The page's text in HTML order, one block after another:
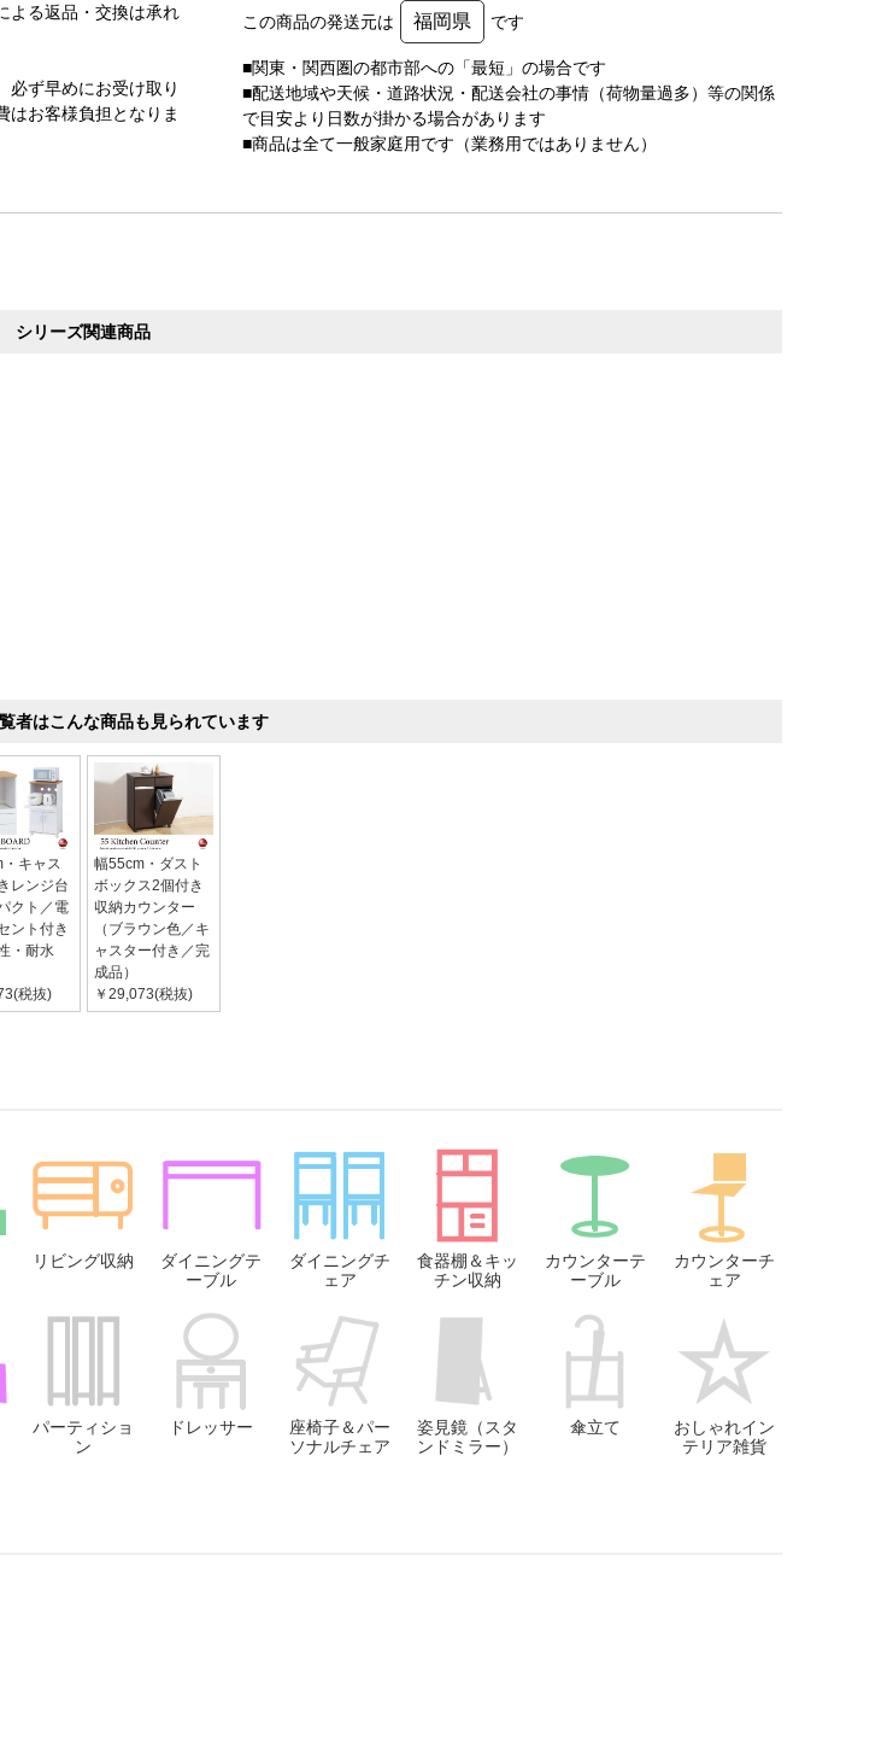
この商品の発送元は 福岡県 です
■関東・関西圏の都市部への「最短」の場合です
■配送地域や天候・道路状況・配送会社の事情（荷物量過多）等の関係
で目安より日数が掛かる場合があります
■商品は全て一般家庭用です（業務用ではありません）
よる返品・交換は承れ
ず早めにお受け取り
はお客様負担となりま
シリーズ関連商品
者はこんな商品も見られています
キャス
レンジ台
クト／電
ント付き
・耐水
税抜)
幅55cm・ダスト
ボックス2個付き
収納カウンター
（ブラウン色／キ
ャスター付き／完
成品）
￥29,073(税抜)
リビング収納
ダイニングテ
ーブル
ダイニングチ
ェア
食器棚＆キッ
チン収納
カウンターテ
ーブル
カウンターチ
ェア
パーティショ
ン
ドレッサー
座椅子＆パー
ソナルチェア
姿見鏡（スタ
ンドミラー）
傘立て
おしゃれイン
テリア雑貨